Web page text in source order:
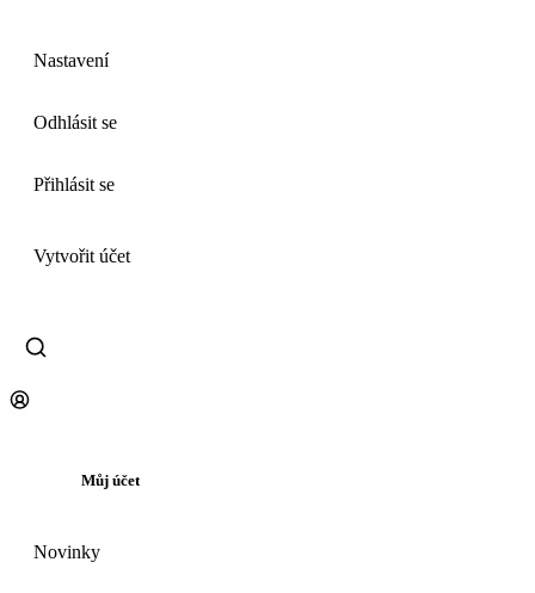
Nastavení
Odhlásit se
Přihlásit se
Vytvořit účet
Můj účet
Novinky